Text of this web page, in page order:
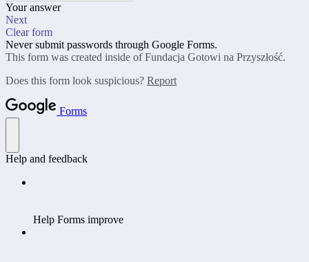
Your answer
Next
Clear form
Never submit passwords through Google Forms.
This form was created inside of Fundacja Gotowi na Przyszłość.
Does this form look suspicious? Report
Forms
Help and feedback
Help Forms improve